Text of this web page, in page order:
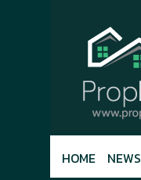
HOME NEWS